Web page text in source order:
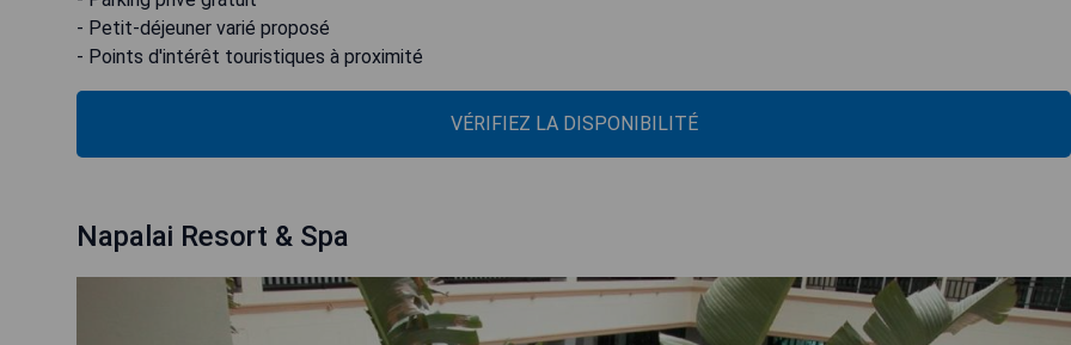
- Petit-déjeuner varié proposé
- Points d'intérêt touristiques à proximité
VÉRIFIEZ LA DISPONIBILITÉ
Napalai Resort & Spa